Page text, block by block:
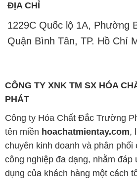
ĐỊA CHỈ
1229C Quốc lộ 1A, Phường
Quận Bình Tân, TP. Hồ Chí
CÔNG TY XNK TM SX HÓA
PHÁT
Công ty Hóa Chất Đắc Trường
tên miền hoachatmientay.com,
chuyên kinh doanh và phân phối
công nghiệp đa dạng, nhằm đáp
dụng của khách hàng một cách